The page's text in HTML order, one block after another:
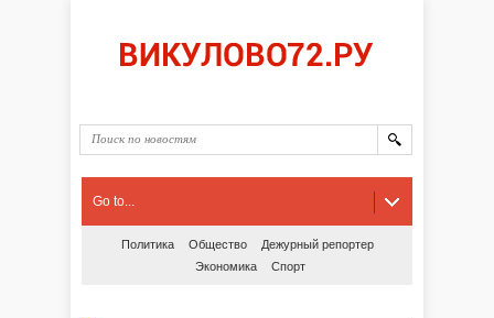
Go to...
Политика Общество
Дежурный репортер
Экономика
Спорт